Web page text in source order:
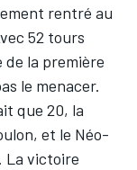
rentré au
52 tours
la première
le menacer.
que 20, la
et le Néo-
La victoire